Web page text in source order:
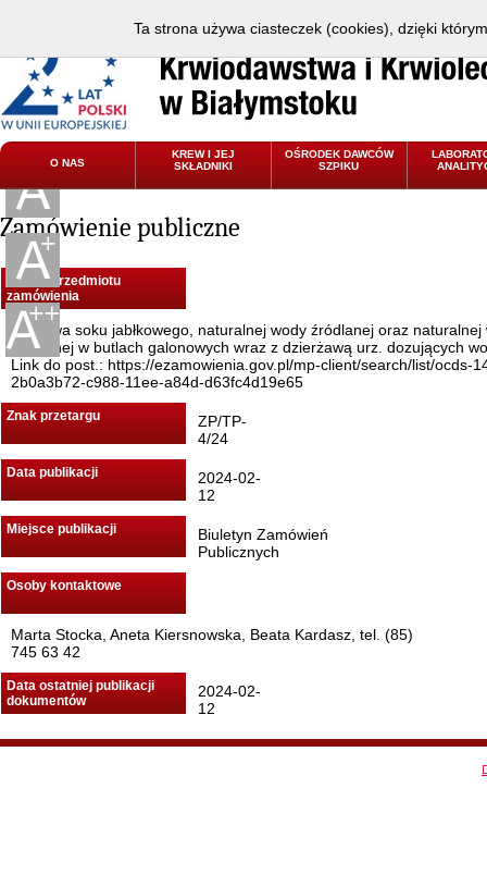
O NAS
KREW I JEJ
SKŁADNIKI
OŚRODEK DAWCÓW
SZPIKU
Zamówienie publiczne
Nazwa przedmiotu
zamówienia
Dostawa soku jabłkowego, naturalnej wody źródlanej oraz naturalnej
źródlanej w butlach galonowych wraz z dzierżawą urz. dozujących
Link do post.: https://ezamowienia.gov.pl/mp-client/search/list/ocds-
2b0a3b72-c988-11ee-a84d-d63fc4d19e65
Znak przetargu
ZP/TP-
4/24
Data publikacji
2024-02-
12
Miejsce publikacji
Biuletyn Zamówień
Publicznych
Osoby kontaktowe
Marta Stocka, Aneta Kiersnowska, Beata Kardasz, tel. (85)
745 63 42
Data ostatniej publikacji
dokumentów
2024-02-
12
Ta strona używa ciasteczek (cookies), dzięki